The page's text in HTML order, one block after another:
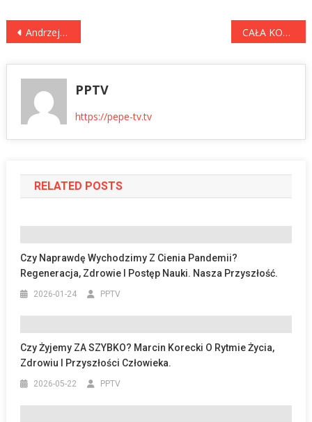
Nawigacja
Andrzej Poczobut odebrał nagrodę „Za wolność słowa”. Wzruszająca uroczystość w PAP CAŁA KONFERENCJA BOSAKA i BARDELLI! Mocne słowa o UE, Ukrainie, migracji i TSUE
PPTV
https://pepe-tv.tv
RELATED POSTS
Czy Naprawdę Wychodzimy Z Cienia Pandemii?
Regeneracja, Zdrowie I Postęp Nauki. Nasza Przyszłość.
2026-01-24 PPTV
Czy Żyjemy ZA SZYBKO? Marcin Korecki O Rytmie Życia,
Zdrowiu I Przyszłości Człowieka.
2026-05-22 PPTV